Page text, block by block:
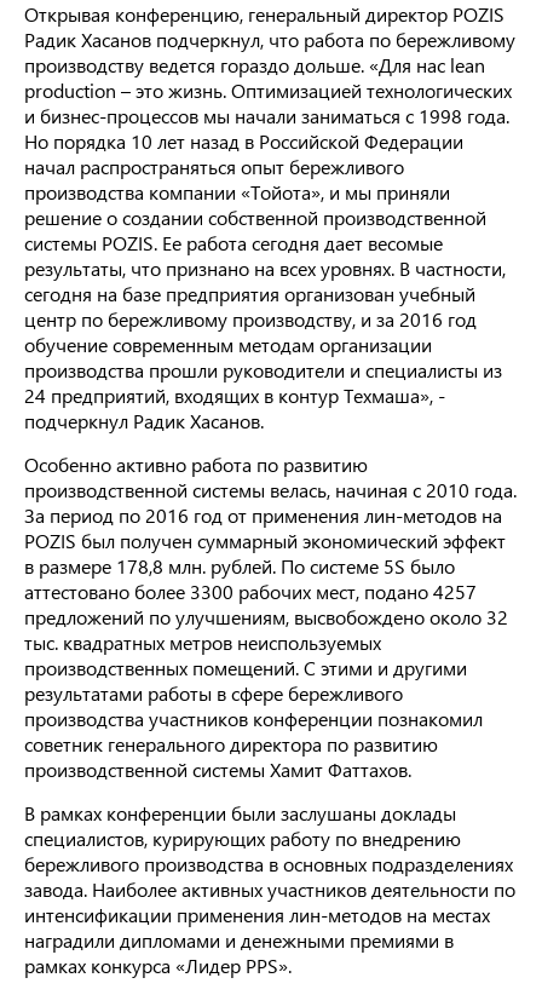
Открывая конференцию, генеральный директор POZIS
Радик Хасанов подчеркнул, что работа по бережливому
производству ведется гораздо дольше. «Для нас lean
production – это жизнь. Оптимизацией технологических
и бизнес-процессов мы начали заниматься с 1998 года.
Но порядка 10 лет назад в Российской Федерации
начал распространяться опыт бережливого
производства компании «Тойота», и мы приняли
решение о создании собственной производственной
системы POZIS. Ее работа сегодня дает весомые
результаты, что признано на всех уровнях. В частности,
сегодня на базе предприятия организован учебный
центр по бережливому производству, и за 2016 год
обучение современным методам организации
производства прошли руководители и специалисты из
24 предприятий, входящих в контур Техмаша», -
подчеркнул Радик Хасанов.
Особенно активно работа по развитию
производственной системы велась, начиная с 2010 года.
За период по 2016 год от применения лин-методов на
POZIS был получен суммарный экономический эффект
в размере 178,8 млн. рублей. По системе 5S было
аттестовано более 3300 рабочих мест, подано 4257
предложений по улучшениям, высвобождено около 32
тыс. квадратных метров неиспользуемых
производственных помещений. С этими и другими
результатами работы в сфере бережливого
производства участников конференции познакомил
советник генерального директора по развитию
производственной системы Хамит Фаттахов.
В рамках конференции были заслушаны доклады
специалистов, курирующих работу по внедрению
бережливого производства в основных подразделениях
завода. Наиболее активных участников деятельности по
интенсификации применения лин-методов на местах
наградили дипломами и денежными премиями в
рамках конкурса «Лидер PPS».